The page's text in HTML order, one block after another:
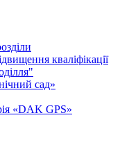
кваліфікації
сад»
«DAK GPS»